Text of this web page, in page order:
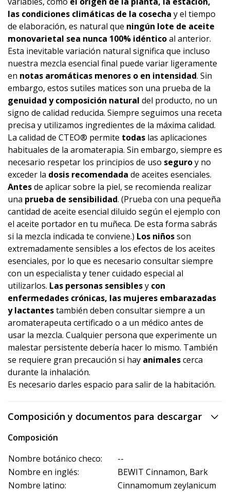
las condiciones climáticas de la cosecha y el tiempo
de elaboración, es natural que ningún lote de aceite
monovarietal sea nunca 100% idénticoal anterior.
Esta inevitable variación natural significa que incluso
nuestra mezcla esencial final puede variar ligeramente
en notas aromáticas menores o en intensidad. Sin
embargo, estos sutiles matices son una prueba de la
genuidad y composición natural del producto, no un
signo de calidad reducida. Siempre seguimos una receta
precisa y utilizamos ingredientes de la máxima calidad.
La calidad de CTEO® permite todas las aplicaciones
habituales de la aromaterapia. Sin embargo, siempre es
necesario respetar los principios de uso seguroy no
exceder la dosis recomendada de aceites esenciales.
Antesde aplicar sobre la piel, se recomienda realizar
una prueba de sensibilidad. (Prueba con una pequeña
cantidad de aceite esencial diluido según el ejemplo con
el aceite portador en tu muñeca. De esta forma sabrás
si la mezcla indicada te conviene.) Los niñosson
extremadamente sensibles a los efectos de los aceites
esenciales, por lo que es necesario consultar siempre
con un especialista y tener cuidado especial al
utilizarlos. Las personas sensiblesy con
enfermedades crónicas, las mujeres embarazadas
y lactantestambién deben consultar siempre a un
aromaterapeuta certificado o a un médico antes de
usar la mezcla. Cualquier persona que experimente un
malestar persistente debería hacer lo mismo. También
se requiere gran precaución si hay animalescerca
durante la inhalación.
Es necesario darles espacio para salir de la habitación.
Composición y documentos para descargar
Composición
Nombre botánico checo:
--
Nombre en inglés:
BEWIT Cinnamon, Bark
Nombre latino:
Cinnamomum zeylanicum